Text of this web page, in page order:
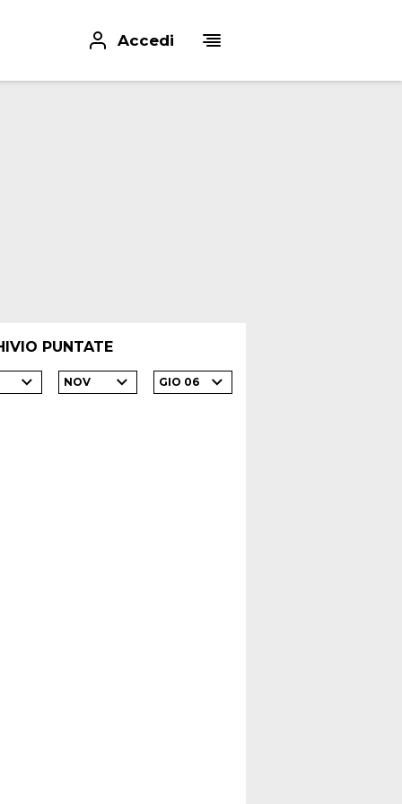
Accedi
PUNTATE
NOV GIO 06